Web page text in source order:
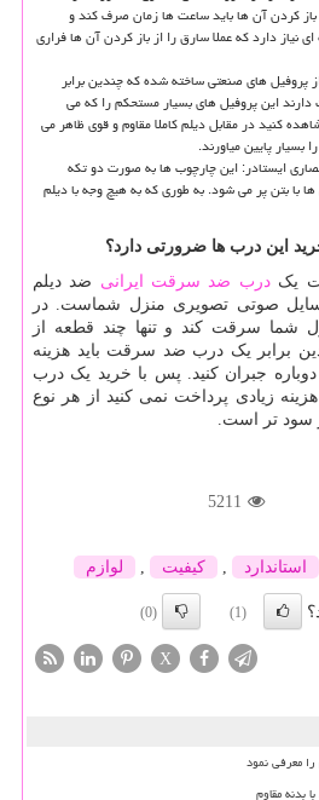
کردن آن ها باید ساعت ها زمان صرف کند و
نیاز دارد که عملا سارق را از باز کردن آن ها فراری
های صنعتی ساخته شده که چندین برابر
این پروفیل های بسیار مستحکم را که می
کنید در مقابل دیلم کاملا مقاوم و قوی ظاهر می
پایین میاورند.
ایستادر: این چارچوب ها به صورت دو تکه
با بتن پر می شود. به طوری که به هیچ وجه با دیلم
خرید این درب ها ضرورتی دارد؟
یکدرب ضد سرقت ایرانی ضد دیلم
وسایل صوتی تصویری منزل شماست. در
شما سرقت کند و تنها چند قطعه از
برابر یک درب ضد سرقت باید هزینه
دوباره جبران کنید. پس با خرید یک درب
زیادی پرداخت نمی کنید از هر نوع
سود تر است.
5211
استاندارد , كیفیت , لوازم
(1)
(0)
X
معرفی نمود
بدنه مقاوم